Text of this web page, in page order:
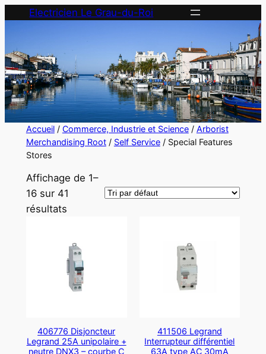
Electricien Le Grau-du-Roi
Accueil/ Commerce, Industrie et Science/ Arborist
Merchandising Root/ Self Service/ Special Features
Stores
Affichage de 1–
16 sur 41
résultats
406776 Disjoncteur
Legrand 25A unipolaire +
neutre DNX3 – courbe C
411506 Legrand
Interrupteur différentiel
63A type AC 30mA